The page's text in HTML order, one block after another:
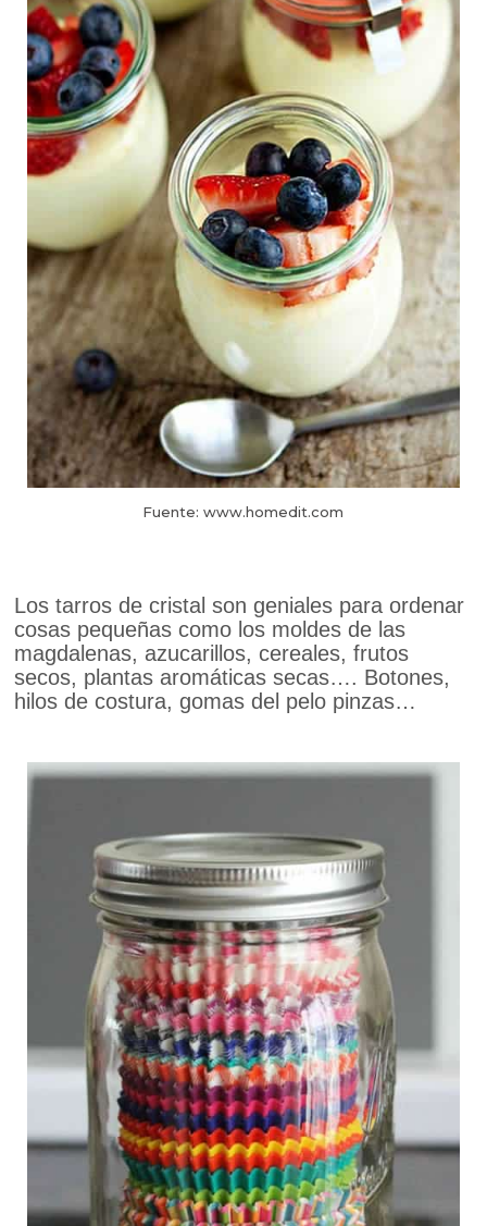
Fuente: www.homedit.com
Los tarros de cristal son geniales para ordenar
cosas pequeñas como los moldes de las
magdalenas, azucarillos, cereales, frutos
secos, plantas aromáticas secas…. Botones,
hilos de costura, gomas del pelo pinzas…